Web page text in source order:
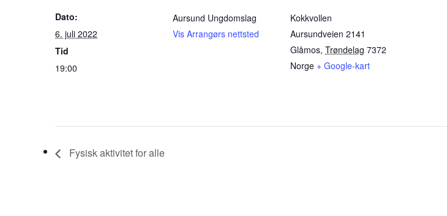
Dato:
6. juli 2022
Tid
19:00
Aursund Ungdomslag
Vis Arrangørs nettsted
Kokkvollen
Aursundveien 2141
Glåmos, Trøndelag 7372
Norge + Google-kart
Fysisk aktivitet for alle